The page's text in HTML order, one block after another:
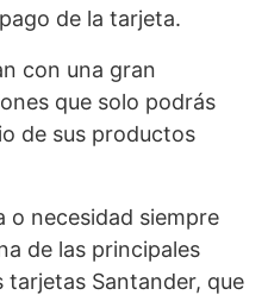
de la tarjeta.
con una gran
que solo podrás
de sus productos
o necesidad siempre
de las principales
tarjetas Santander, que